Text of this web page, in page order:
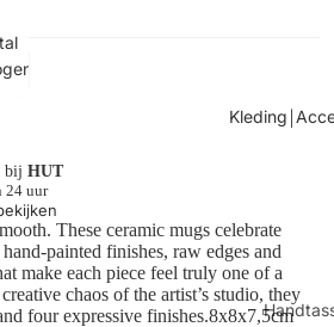
Tafels
Kleding￨
bij HUT
24 uur
These ceramic mugs celebrate
painted finishes, raw edges and
make each piece feel truly one of a
chaos of the artist’s studio, they
four expressive finishes.8x8x7,5cm